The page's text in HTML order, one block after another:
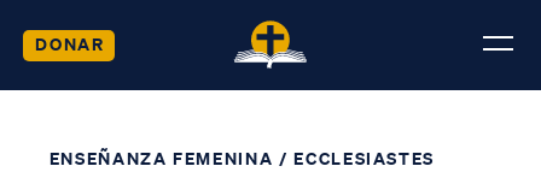
DONAR
ENSEÑANZA FEMENINA /ECCLESIASTES